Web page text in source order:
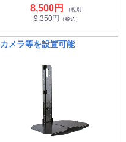
8,500円 （税別）
9,350円 （税込）
カメラ等を設置可能